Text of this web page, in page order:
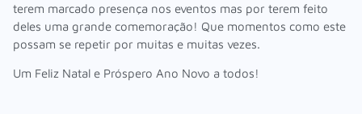
terem marcado presença nos eventos mas por terem feito
deles uma grande comemoração! Que momentos como este
possam se repetir por muitas e muitas vezes.
Um Feliz Natal e Próspero Ano Novo a todos!